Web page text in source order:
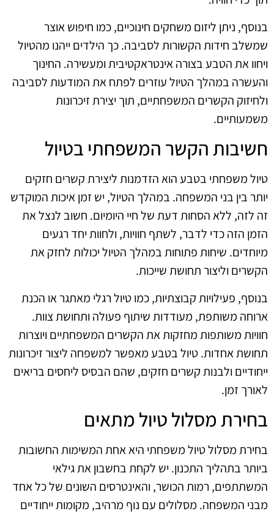
בנוסף, ניתן ליזום משחקים חינוכיים, כמו חיפוש אוצר
שמשלב חידות הקשורות לסביבה. כך הילדים ייהנו מהטיול
ויחוו את הטבע בצורה אינטראקטיבית ומעשירה. החינוך
והעשרה במהלך הטיול עוזרים לפתח את המודעות לסביבה
ולחיזוק הקשרים המשפחתיים, תוך יצירת זיכרונות
משמעותיים.
חשיבות הקשר המשפחתי בטיול
טיול משפחתי בטבע הוא הזדמנות ליצירת קשרים חזקים
יותר בין בני המשפחה. במהלך הטיול, יש זמן איכות המוקדש
זה לזה, ללא הסחות דעת של חיי היומיום. חשוב לנצל את
הזמן הזה כדי לדבר, לשתף חוויות, ולחוות יחד רגעים
מיוחדים. שיחות פתוחות במהלך הטיול יכולות לחזק את
הקשרים וליצור תחושת שייכות.
בנוסף, פעילויות קבוצתיות, כמו טיול רגלי מאתגר או הכנת
ארוחה משותפת, מעודדות שיתוף פעולה ותחושת צוות.
חוויות משותפות מחזקות את הקשרים המשפחתיים ויוצרות
תחושת אחדות. טיול בטבע מאפשר למשפחה ליצור זיכרונות
ייחודיים ולבנות קשרים חזקים, שהם הבסיס ליחסים בריאים
לאורך זמן.
בחירת מסלול טיול מתאים
בחירת מסלול טיול משפחתי היא אחת המשימות החשובות
ביותר בתהליך התכנון. יש לקחת בחשבון את גילאי
המשתתפים, רמות הכושר, והאינטרסים השונים של כל אחד
מבני המשפחה. מסלולים עם נוף מרהיב, מקומות ייחודיים